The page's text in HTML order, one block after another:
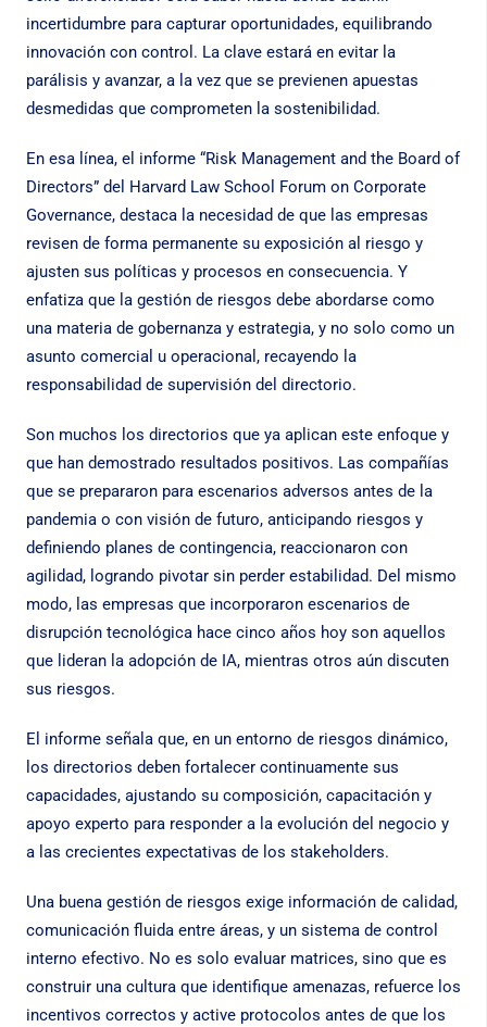
incertidumbre para capturar oportunidades, equilibrando
innovación con control. La clave estará en evitar la
parálisis y avanzar, a la vez que se previenen apuestas
desmedidas que comprometen la sostenibilidad.
En esa línea, el informe “Risk Management and the Board of
Directors”del Harvard Law School Forum on Corporate
Governance, destaca la necesidad de que las empresas
revisen de forma permanente su exposición al riesgo y
ajusten sus políticas y procesos en consecuencia. Y
enfatiza que la gestión de riesgos debe abordarse como
una materia de gobernanza y estrategia, y no solo como un
asunto comercial u operacional, recayendo la
responsabilidad de supervisión del directorio.
Son muchos los directorios que ya aplican este enfoque y
que han demostrado resultados positivos. Las compañías
que se prepararon para escenarios adversos antes de la
pandemia o con visión de futuro, anticipando riesgos y
definiendo planes de contingencia, reaccionaron con
agilidad, logrando pivotar sin perder estabilidad. Del mismo
modo, las empresas que incorporaron escenarios de
disrupción tecnológica hace cinco años hoy son aquellos
que lideran la adopción de IA, mientras otros aún discuten
sus riesgos.
El informe señala que, en un entorno de riesgos dinámico,
los directorios deben fortalecer continuamente sus
capacidades, ajustando su composición, capacitación y
apoyo experto para responder a la evolución del negocio y
a las crecientes expectativas de los stakeholders.
Una buena gestión de riesgos exige información de calidad,
comunicación fluida entre áreas, y un sistema de control
interno efectivo. No es solo evaluar matrices, sino que es
construir una cultura que identifique amenazas, refuerce los
incentivos correctos y active protocolos antes de que los